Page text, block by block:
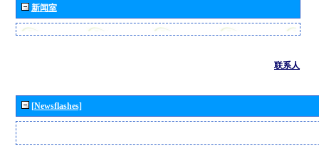
新闻室
联系人
[Newsflashes]